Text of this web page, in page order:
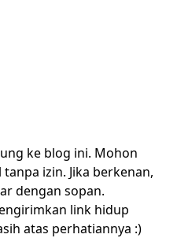
ke blog ini. Mohon
izin. Jika berkenan,
dengan sopan.
link hidup
atas perhatiannya :)